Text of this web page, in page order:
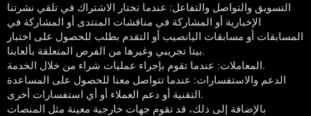
التسويق والتواصل والتفاعل: عندما تختار الاشتراك في تلقي نشرتنا
الإخبارية أو المشاركة في مناقشات المنتدى أو المشاركة في
المسابقات أو مسابقات اليانصيب أو التقدم بطلب للحصول على اختبار
بيتا تجريبي وغيرها من الفرص المتعلقة بألعابنا.
المعاملات: عندما تقوم بإجراء عمليات شراء من خلال الخدمة.
الدعم والاستفسارات: عندما تتواصل معنا للحصول على المساعدة
التقنية أو دعم العملاء أو أي استفسارات أخرى.
بالإضافة إلى ذلك، قد تقوم جهات خارجية معينة مثل المنصات